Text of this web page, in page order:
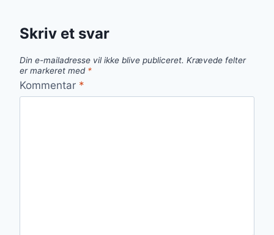
Skriv et svar
Din e-mailadresse vil ikke blive publiceret. Krævede felter
er markeret med *
Kommentar *